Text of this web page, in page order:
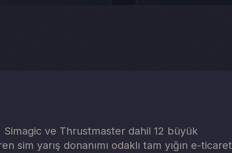
ve Thrustmaster dahil 12 büyük
sim yarış donanımı odaklı tam yığın e-ticaret